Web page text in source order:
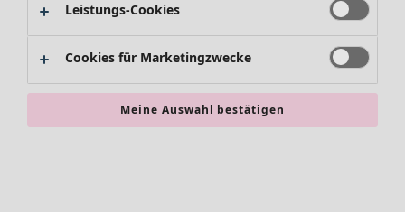
Sale-Neuheiten
Sale-Schnäppchen
Leistungs-Cookies
Cookies für Marketingzwecke
Meine Auswahl bestätigen